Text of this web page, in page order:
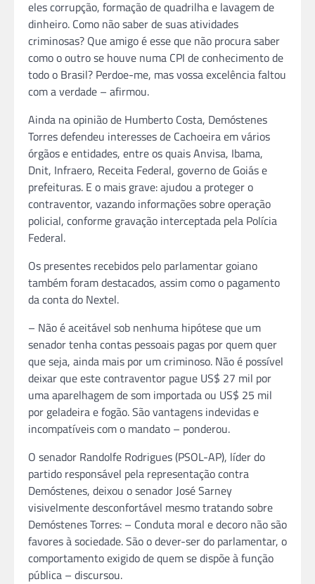
eles corrupção, formação de quadrilha e lavagem de
dinheiro. Como não saber de suas atividades
criminosas? Que amigo é esse que não procura saber
como o outro se houve numa CPI de conhecimento de
todo o Brasil? Perdoe-me, mas vossa excelência faltou
com a verdade – afirmou.
Ainda na opinião de Humberto Costa, Demóstenes
Torres defendeu interesses de Cachoeira em vários
órgãos e entidades, entre os quais Anvisa, Ibama,
Dnit, Infraero, Receita Federal, governo de Goiás e
prefeituras. E o mais grave: ajudou a proteger o
contraventor, vazando informações sobre operação
policial, conforme gravação interceptada pela Polícia
Federal.
Os presentes recebidos pelo parlamentar goiano
também foram destacados, assim como o pagamento
da conta do Nextel.
– Não é aceitável sob nenhuma hipótese que um
senador tenha contas pessoais pagas por quem quer
que seja, ainda mais por um criminoso. Não é possível
deixar que este contraventor pague US$ 27 mil por
uma aparelhagem de som importada ou US$ 25 mil
por geladeira e fogão. São vantagens indevidas e
incompatíveis com o mandato – ponderou.
O senador Randolfe Rodrigues (PSOL-AP), líder do
partido responsável pela representação contra
Demóstenes, deixou o senador José Sarney
visivelmente desconfortável mesmo tratando sobre
Demóstenes Torres: – Conduta moral e decoro não são
favores à sociedade. São o dever-ser do parlamentar, o
comportamento exigido de quem se dispõe à função
pública – discursou.